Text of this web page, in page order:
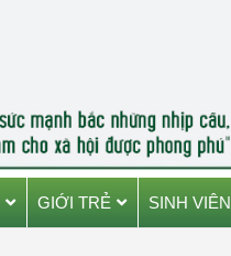
GIỚI TRẺ SINH VIÊN